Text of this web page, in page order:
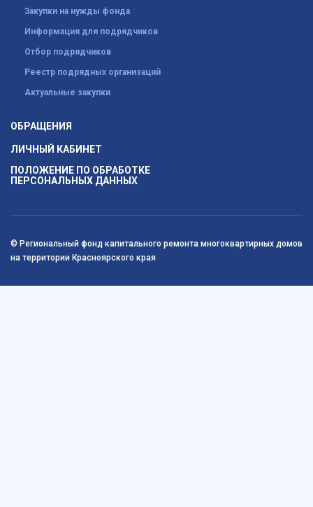
Закупки на нужды фонда
Информация для подрядчиков
Отбор подрядчиков
Реестр подрядных организаций
Актуальные закупки
ОБРАЩЕНИЯ
ЛИЧНЫЙ КАБИНЕТ
ПОЛОЖЕНИЕ ПО ОБРАБОТКЕ
ПЕРСОНАЛЬНЫХ ДАННЫХ
© Региональный фонд капитального ремонта многоквартирных домов
на территории Красноярского края